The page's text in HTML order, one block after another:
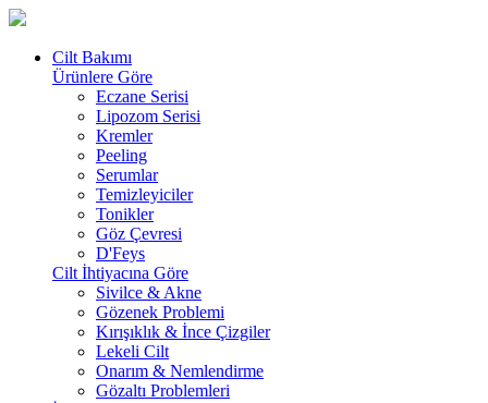
Cilt Bakımı
Ürünlere Göre
Eczane Serisi
Lipozom Serisi
Kremler
Peeling
Serumlar
Temizleyiciler
Tonikler
Göz Çevresi
D'Feys
Cilt İhtiyacına Göre
Sivilce & Akne
Gözenek Problemi
Kırışıklık & İnce Çizgiler
Lekeli Cilt
Onarım & Nemlendirme
Gözaltı Problemleri